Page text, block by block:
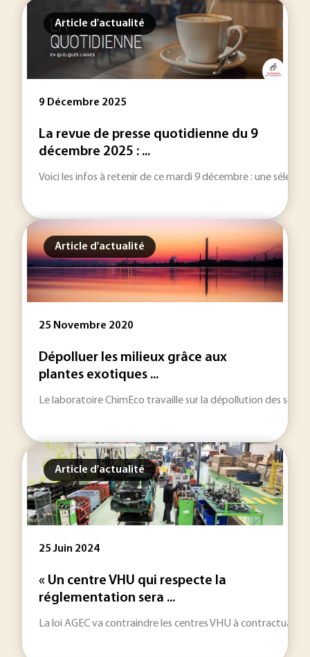
Article d'actualité
9 Décembre 2025
La revue de presse quotidienne du 9
décembre 2025 : ...
Voici les infos à retenir de ce mardi 9 décembre : une
Article d'actualité
25 Novembre 2020
Dépolluer les milieux grâce aux
plantes exotiques ...
Le laboratoire ChimEco travaille sur la dépollution des sols
Article d'actualité
25 Juin 2024
« Un centre VHU qui respecte la
réglementation sera ...
La loi AGEC va contraindre les centres VHU à